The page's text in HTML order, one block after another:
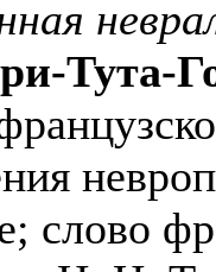
Тута-
слово